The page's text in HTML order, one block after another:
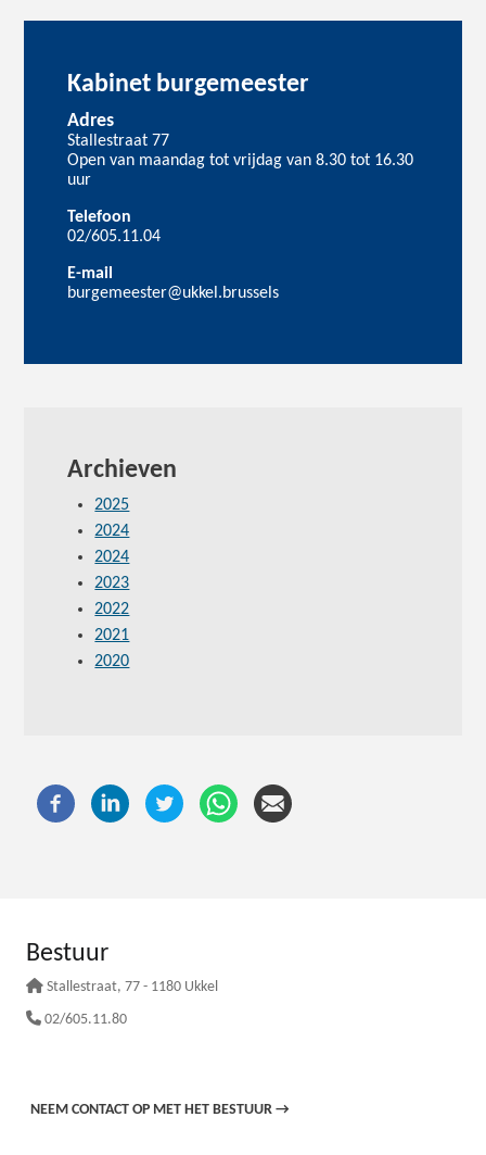
Kabinet burgemeester
Adres
Stallestraat 77
Open van maandag tot vrijdag van 8.30 tot 16.30
uur
Telefoon
02/605.11.04
E-mail
burgemeester@ukkel.brussels
Archieven
2025
2024
2024
2023
2022
2021
2020
Bestuur
Stallestraat, 77 - 1180 Ukkel
02/605.11.80
NEEM CONTACT OP MET HET BESTUUR →